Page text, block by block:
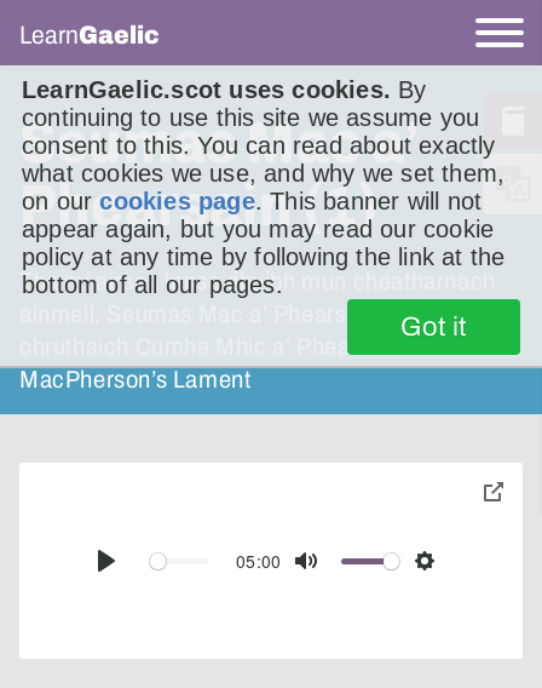
LearnGaelic.scot uses cookies. By
continuing to use this site we assume you
consent to this. You can read about exactly
what cookies we use, and why we set them,
on ourcookies page. This banner will not
appear again, but you may read our cookie
policy at any time by following the link at the
bottom of all our pages.
Got it
LearnGaelic
Seumas Mac a’
Phearsain (1)
Tha mi airson innse dhuibh mun cheatharnach
ainmeil, Seumas Mac a’ Phearsain, am fear a
chruthaich Cumha Mhic a’ Phearsain no
MacPherson’s Lament
Play
05:00
Mute Settings
toggle